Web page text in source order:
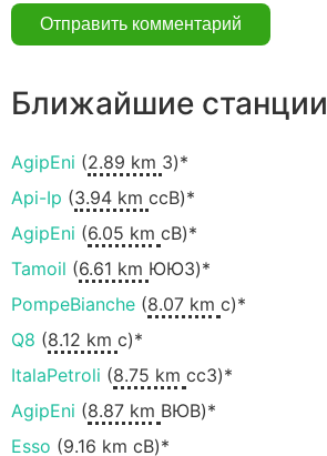
Ближайшие станции
AgipEni (2.89 km З)*
Api-Ip (3.94 km ссВ)*
AgipEni (6.05 km сВ)*
Tamoil (6.61 km ЮЮЗ)*
PompeBianche (8.07 km с)*
Q8 (8.12 km с)*
ItalaPetroli (8.75 km ccЗ)*
AgipEni (8.87 km ВЮВ)*
Esso (9.16 km сВ)*